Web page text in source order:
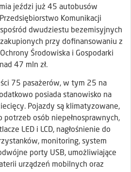
jeździ już 45 autobusów
Komunikacji
dwudziestu bezemisyjnych
przy dofinansowaniu z
Środowiska i Gospodarki
47 mln zł.
75 pasażerów, w tym 25 na
posiada stanowisko na
Pojazdy są klimatyzowane,
potrzeb osób niepełnosprawnych,
LED i LCD, nagłośnienie do
monitoring, system
porty USB, umożliwiające
urządzeń mobilnych oraz